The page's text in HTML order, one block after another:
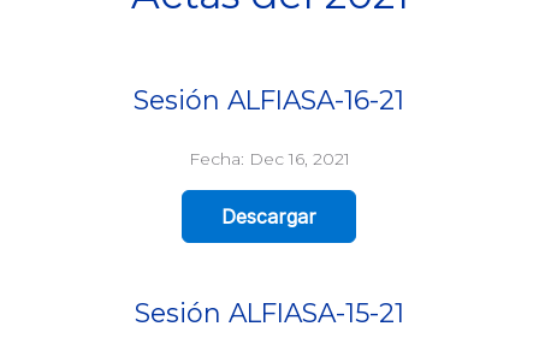
Sesión ALFIASA-16-21
Fecha: Dec 16, 2021
Descargar
Sesión ALFIASA-15-21